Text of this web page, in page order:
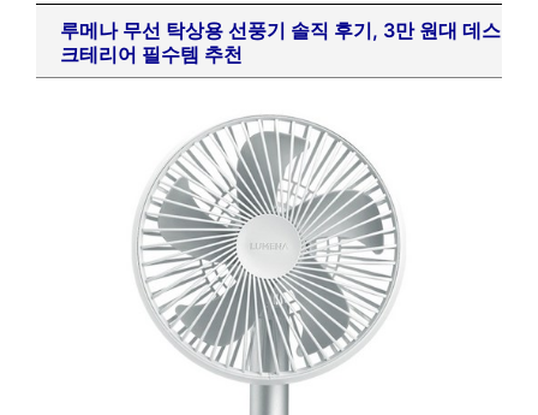
루메나 무선 탁상용 선풍기 솔직 후기, 3만 원대 데스
크테리어 필수템 추천